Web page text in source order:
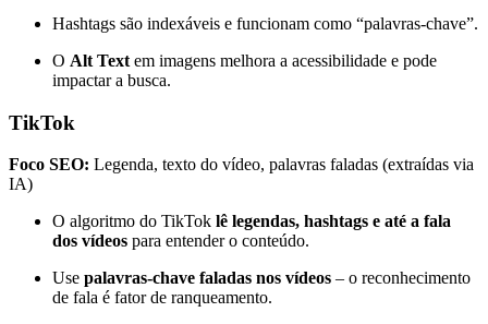
Hashtags são indexáveis e funcionam como “palavras-chave”.
O Alt Text em imagens melhora a acessibilidade e pode
impactar a busca.
TikTok
Foco SEO: Legenda, texto do vídeo, palavras faladas (extraídas via
IA)
O algoritmo do TikTok lê legendas, hashtags e até a fala
dos vídeos para entender o conteúdo.
Use palavras-chave faladas nos vídeos – o reconhecimento
de fala é fator de ranqueamento.